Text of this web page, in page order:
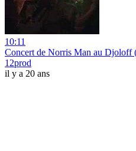
10:11
Concert de Norris Man au Djoloff
12prod
il y a 20 ans